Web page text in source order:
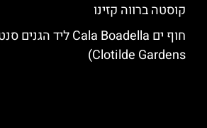
קוסטה ברווה קזינו
Clotilde Gardens)